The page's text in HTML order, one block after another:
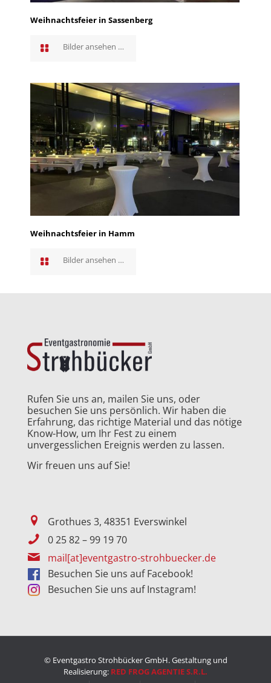
Weihnachtsfeier in Sassenberg
Bilder ansehen …
Weihnachtsfeier in Hamm
Bilder ansehen …
Rufen Sie uns an, mailen Sie uns, oder
besuchen Sie uns persönlich. Wir haben die
Erfahrung, das richtige Material und das nötige
Know-How, um Ihr Fest zu einem
unvergesslichen Ereignis werden zu lassen.
Wir freuen uns auf Sie!
Grothues 3, 48351 Everswinkel
0 25 82 – 99 19 70
mail[at]eventgastro-strohbuecker.de
Besuchen Sie uns auf Facebook!
Besuchen Sie uns auf Instagram!
© Eventgastro Strohbücker GmbH. Gestaltung und
Realisierung: RED FROG AGENTIE S.R.L.